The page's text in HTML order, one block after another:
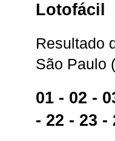
Lotofácil
Resultado
São Paulo
01 - 02 -
- 22 - 23 -